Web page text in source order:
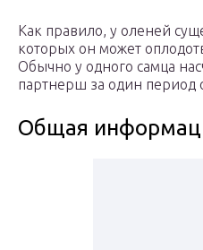
Как правило, у оленей
которых он может
Обычно у одного самца
партнерш за один период
Общая